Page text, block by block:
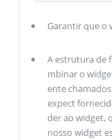
Garantir que o
A estrutura de
mbinar o
ente
expect
der ao widget,
nosso widget